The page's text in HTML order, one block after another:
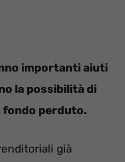
importanti aiuti
la possibilità di
fondo perduto.
già